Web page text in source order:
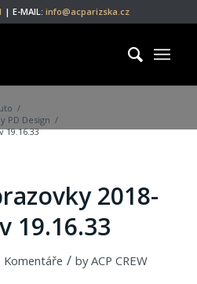
| E-MAIL: info@acparizska.cz
/
PD Design /
19.16.33
2018-
19.16.33
Komentáře / byACP CREW